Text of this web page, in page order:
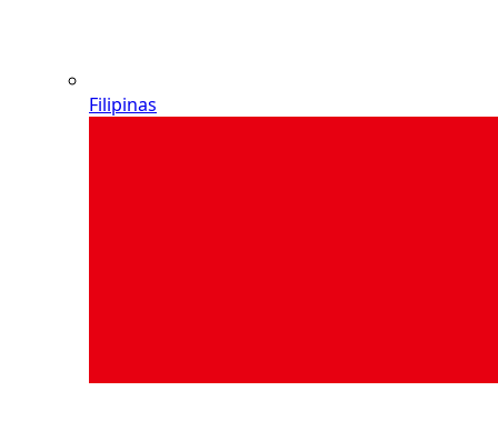
Filipinas